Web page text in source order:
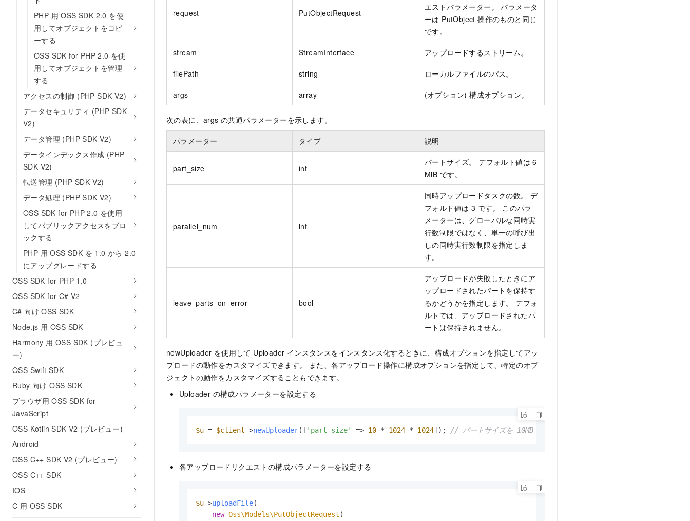
PHP 用 OSS SDK 2.0 を使
用してオブジェクトをコピ
ーする
OSS SDK for PHP 2.0 を使
用してオブジェクトを管理
する
アクセスの制御 (PHP SDK V2)
データセキュリティ (PHP SDK
V2)
データ管理 (PHP SDK V2)
データインデックス作成 (PHP
SDK V2)
転送管理 (PHP SDK V2)
データ処理 (PHP SDK V2)
OSS SDK for PHP 2.0 を使用
してパブリックアクセスをブロ
ックする
PHP 用 OSS SDK を 1.0 から 2.0
にアップグレードする
OSS SDK for PHP 1.0
OSS SDK for C# V2
C# 向け OSS SDK
Node.js 用 OSS SDK
Harmony 用 OSS SDK (プレビュ
ー)
OSS Swift SDK
Ruby 向け OSS SDK
ブラウザ用 OSS SDK for
JavaScript
OSS Kotlin SDK V2 (プレビュー)
Android
OSS C++ SDK V2 (プレビュー)
OSS C++ SDK
IOS
C 用 OSS SDK
request PutObjectRequest
エストパラメーター。 パラメータ
ーは PutObject 操作のものと同じ
です。
stream StreamInterface アップロードするストリーム。
filePath string ローカルファイルのパス。
args array (オプション) 構成オプション。
次の表に、args の共通パラメーターを示します。
パラメーター タイプ 説明
part_size int
パートサイズ。 デフォルト値は 6
MiB です。
parallel_num int
同時アップロードタスクの数。 デ
フォルト値は 3 です。 このパラ
メーターは、グローバルな同時実
行数制限ではなく、単一の呼び出
しの同時実行数制限を指定しま
す。
leave_parts_on_error bool
アップロードが失敗したときにア
ップロードされたパートを保持す
るかどうかを指定します。 デフォ
ルトでは、アップロードされたパ
ートは保持されません。
newUploader を使用して Uploader インスタンスをインスタンス化するときに、構成オプションを指定してアッ
プロードの動作をカスタマイズできます。 また、各アップロード操作に構成オプションを指定して、特定のオブ
ジェクトの動作をカスタマイズすることもできます。
Uploader の構成パラメーターを設定する
$u = $client->newUploader([ 'part_size' => 10 * 1024 * 1024]); // パートサイズを 10MB に設定
各アップロードリクエストの構成パラメーターを設定する
$u->uploadFile(
new Oss\Models\PutObjectRequest (